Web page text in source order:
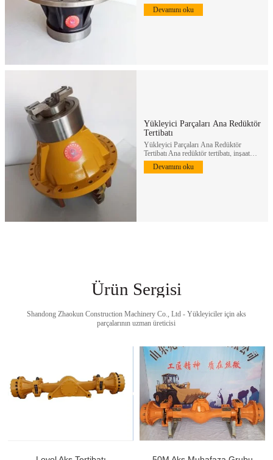
yükleyici tekerlek redüktör grubunun…
Devamını oku
Yükleyici Parçaları Ana Redüktör
Tertibatı
Yükleyici Parçaları Ana Redüktör
Tertibatı Ana redüktör tertibatı, inşaat
makinelerinde kullanılan…
Devamını oku
Ürün Sergisi
Shandong Zhaokun Construction Machinery Co., Ltd - Yükleyiciler için aks
parçalarının uzman üreticisi